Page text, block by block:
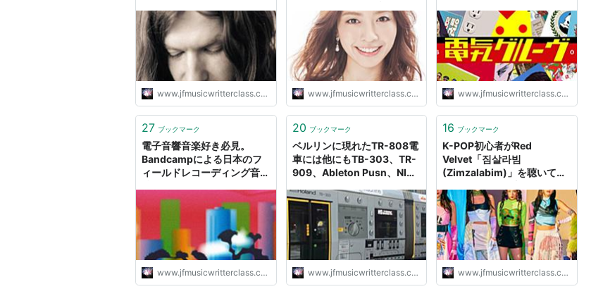
www.jfmusicwritterclass.com
letter music
www.jfmusicwritterclass.com www.jfmusicwritterclass.com
27 ブックマーク
電子音響音楽好き必見。
Bandcampによる日本のフ
ィールドレコーディング音源
www.jfmusicwritterclass.com
20 ブックマーク
ベルリンに現れたTR-808電
車には他にもTB-303、TR-
909、Ableton Pusn、NI
letter music
www.jfmusicwritterclass.com
16 ブックマーク
K-POP初心者がRed
Velvet「짐살라빔
(Zimzalabim)」を聴いて一
music
www.jfmusicwritterclass.com